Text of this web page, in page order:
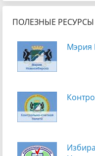
ПОЛЕЗНЫЕ РЕСУРСЫ
Мэрия